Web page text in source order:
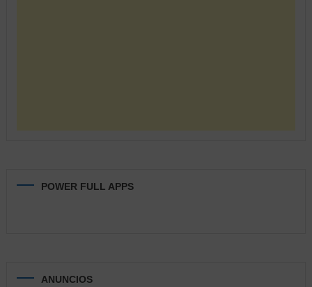
POWER FULL APPS
ANUNCIOS